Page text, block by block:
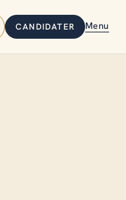
CANDIDATER Menu